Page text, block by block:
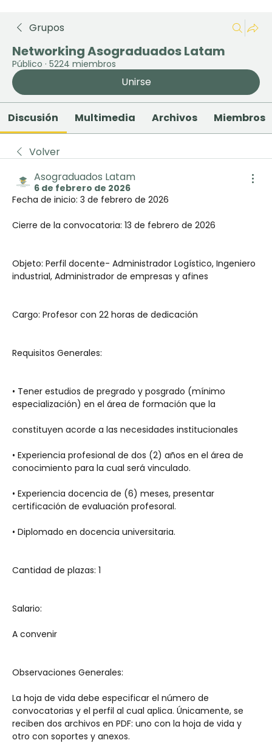
Grupos
Networking Asograduados Latam
Público · 5224 miembros
Unirse
Discusión Multimedia Archivos Miembros
Volver
Asograduados Latam
6 de febrero de 2026
Fecha de inicio: 3 de febrero de 2026
Cierre de la convocatoria: 13 de febrero de 2026
Objeto: Perfil docente- Administrador Logístico, Ingeniero
industrial, Administrador de empresas y afines
Cargo: Profesor con 22 horas de dedicación
Requisitos Generales:
• Tener estudios de pregrado y posgrado (mínimo
especialización) en el área de formación que la
constituyen acorde a las necesidades institucionales
• Experiencia profesional de dos (2) años en el área de
conocimiento para la cual será vinculado.
• Experiencia docencia de (6) meses, presentar
certificación de evaluación profesoral.
• Diplomado en docencia universitaria.
Cantidad de plazas: 1
Salario:
A convenir
Observaciones Generales:
La hoja de vida debe especificar el número de
convocatorias y el perfil al cual aplica. Únicamente, se
reciben dos archivos en PDF: uno con la hoja de vida y
otro con soportes y anexos.